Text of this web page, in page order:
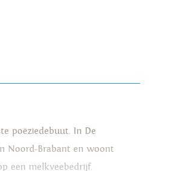
poëziedebuut. In De
Noord-Brabant en woont
een melkveebedrijf.